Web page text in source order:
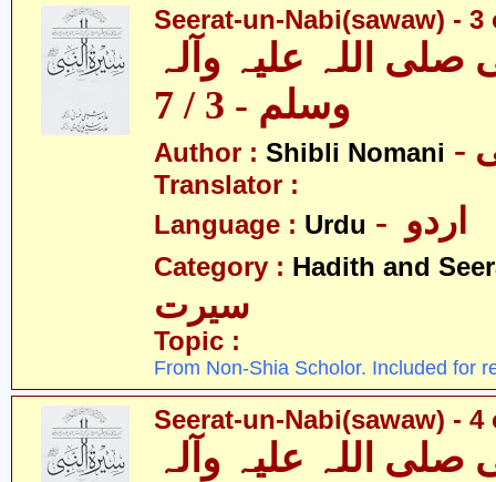
Seerat-un-Nabi(sawaw) - 3
صلی اللہ علیہ وآلہ
وسلم - 3 / 7
Author : Shibli Nomani
Translator :
Language : Urdu
Category : Hadith and
سیرت
Topic :
From Non-Shia Scholor. Included for
Seerat-un-Nabi(sawaw) - 4
صلی اللہ علیہ وآلہ